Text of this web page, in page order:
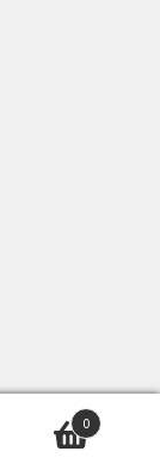
0